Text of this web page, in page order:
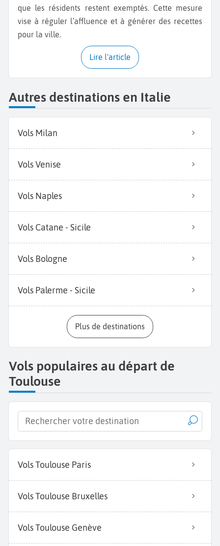
que les résidents restent exemptés. Cette mesure
vise à réguler l’affluence et à générer des recettes
pour la ville.
Lire l'article
Autres destinations en Italie
Vols Milan
Vols Venise
Vols Naples
Vols Catane - Sicile
Vols Bologne
Vols Palerme - Sicile
Plus de destinations
Vols populaires au départ de
Toulouse
Vols Toulouse Paris
Vols Toulouse Bruxelles
Vols Toulouse Genève